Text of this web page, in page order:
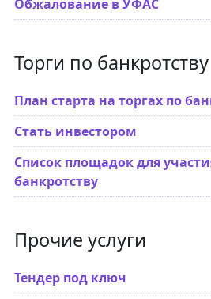
Обжалование в УФАС
Торги по банкротству
План старта на торгах по
Стать инвестором
Список площадок для
банкротству
Прочие услуги
Тендер под ключ